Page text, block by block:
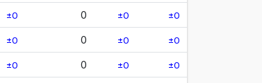
±0 0 ±0 ±0
±0 0 ±0 ±0
±0 0 ±0 ±0